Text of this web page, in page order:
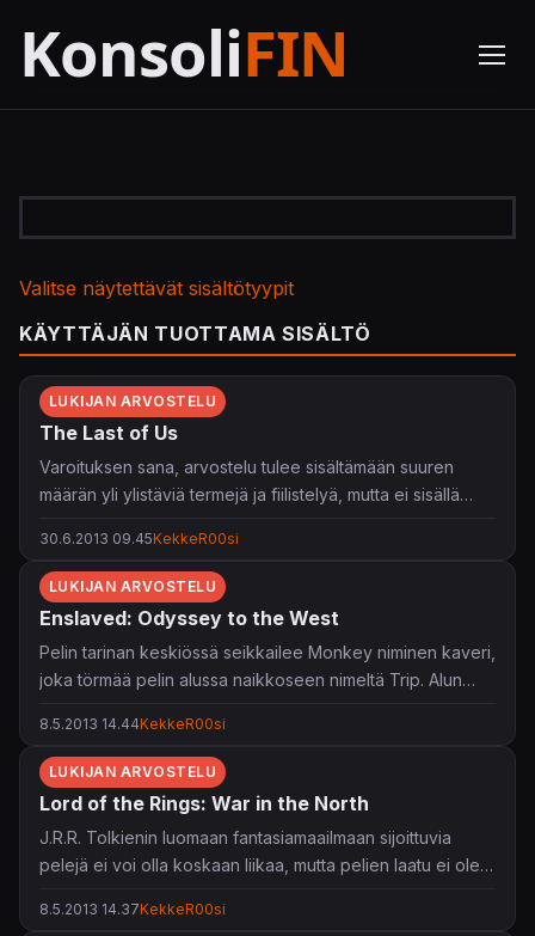
Valitse näytettävät sisältötyypit
KÄYTTÄJÄN TUOTTAMA SISÄLTÖ
LUKIJAN ARVOSTELU
The Last of Us
Varoituksen sana, arvostelu tulee sisältämään suuren
määrän yli ylistäviä termejä ja fiilistelyä, mutta ei sisällä
Naughty Dog päätti siirtyä toiminnallisesta aarteiden
metsästyksestä hitaampitempoiseen,
draamapainotteiseen selviytymiskamppailuun luomalla
uuden IP:n, Last of Usin. Ja täytyy nostaa hattua
päätökselle, sillä teos on kaikkea mitä saatoin odottaakin,
ja enemmänkin.
30.6.2013 09.45KekkeR00si
LUKIJAN ARVOSTELU
Enslaved: Odyssey to the West
Pelin tarinan keskiössä seikkailee Monkey niminen kaveri,
joka törmää pelin alussa naikkoseen nimeltä Trip. Alun
tappaa tämän jos hän ei tottele Tripiä. Yhdessä he
lähtevät etsimään tietä Tripin kotiin pelin varsinaisesti
alkaessa rehevöityneestä post-apokalyptisestä New
Yorkista. Matkalla kaksikko kohtaa suuren liudan mechejä,
mainion kärsäkkään kaverin sekä myös toisensa. Lopulta
pelissä myös etsitään vastausta ihmisten orjuuttamiseen.
8.5.2013 14.44KekkeR00si
LUKIJAN ARVOSTELU
Lord of the Rings: War in the North
J.R.R. Tolkienin luomaan fantasiamaailmaan sijoittuvia
pelejä ei voi olla koskaan liikaa, mutta pelien laatu ei ole
varsinaisesti poikkeusta. Peli on kyllä ehkäpä paras
8.5.2013 14.37KekkeR00si